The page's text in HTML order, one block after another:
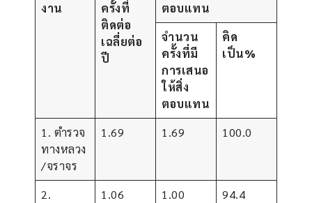
งาน
ครั้งที่
ติดต่อ
เฉลี่ยต่อ
ปี
ตอบแทน
จำนวน
ครั้งที่มี
การเสนอ
ให้สิ่ง
ตอบแทน
คิด
เป็น%
1. ตำรวจ
ทางหลวง
/จราจร
1.69 1.69 100.0
2.
1.06 1.00 94.4